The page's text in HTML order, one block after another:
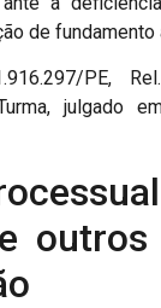
de fundamento
PE,
julgado